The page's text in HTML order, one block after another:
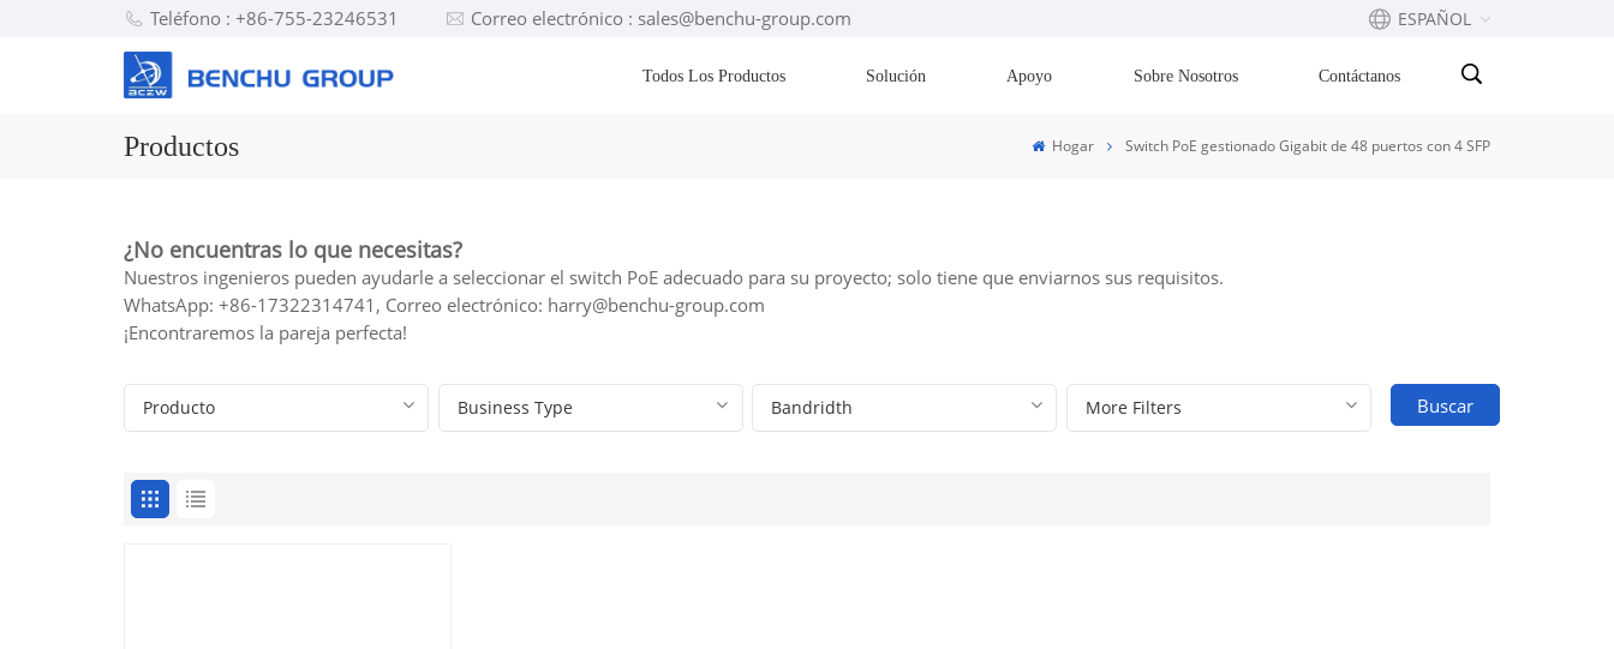
Teléfono : +86-755-23246531 Correo electrónico : sales@benchu-group.com ESPAÑOL
بالعربية
Todos Los Productos Solución Apoyo Sobre Nosotros Contáctanos
Productos Hogar Switch PoE gestionado Gigabit de 48 puertos con 4 SFP
¿No encuentras lo que necesitas?
Nuestros ingenieros pueden ayudarle a seleccionar el switch PoE adecuado para su proyecto; solo tiene que enviarnos sus requisitos.
WhatsApp: +86-17322314741, Correo electrónico: harry@benchu-group.com
¡Encontraremos la pareja perfecta!
Buscar